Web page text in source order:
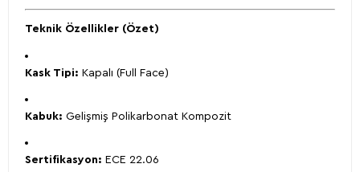
Teknik Özellikler (Özet)
Kask Tipi: Kapalı (Full Face)
Kabuk: Gelişmiş Polikarbonat Kompozit
Sertifikasyon: ECE 22.06